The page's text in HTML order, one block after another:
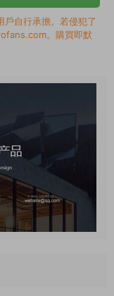
戶自行承擔。若侵犯了
。購買即默